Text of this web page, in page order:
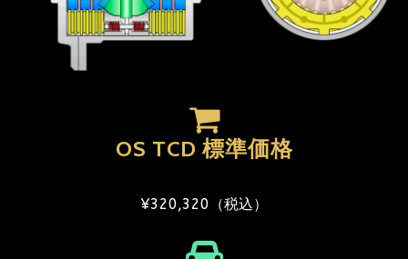
OS TCD 標準価格
¥320,320（税込）